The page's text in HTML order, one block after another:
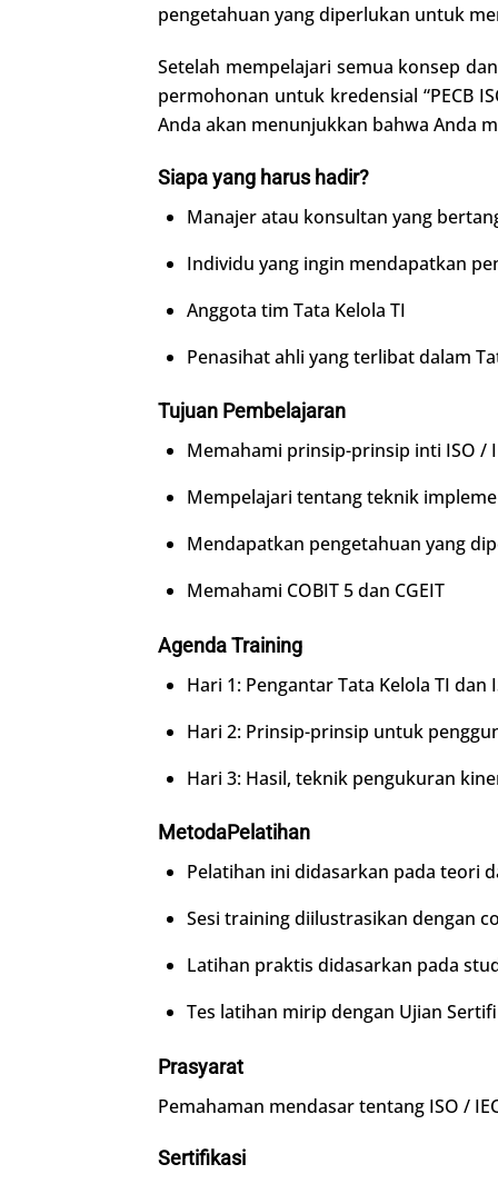
pengetahuan yang diperlukan untuk
Setelah mempelajari semua konsep
permohonan untuk kredensial “PECB
Anda akan menunjukkan bahwa Anda
Siapa yang harus hadir?
Manajer atau konsultan yang
Individu yang ingin mendapatkan
Anggota tim Tata Kelola TI
Penasihat ahli yang terlibat dalam
Tujuan Pembelajaran
Memahami prinsip-prinsip inti ISO /
Mempelajari tentang teknik
Mendapatkan pengetahuan yang
Memahami COBIT 5 dan CGEIT
AgendaTraining
Hari 1: Pengantar Tata Kelola TI dan
Hari 2: Prinsip-prinsip untuk
Hari 3: Hasil, teknik pengukuran
MetodaPelatihan
Pelatihan ini didasarkan pada teori
Sesi training diilustrasikan dengan
Latihan praktis didasarkan pada
Tes latihan mirip dengan Ujian
Prasyarat
Pemahaman mendasar tentang ISO /
Sertifikasi